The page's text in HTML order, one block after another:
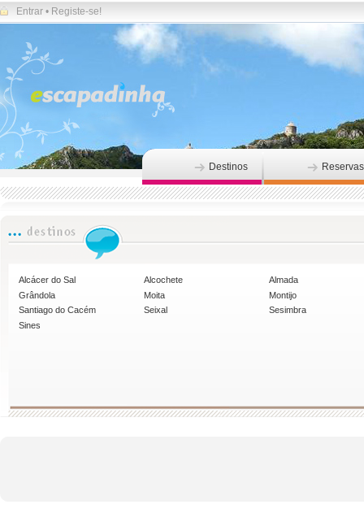
Entrar • Registe-se!
Destinos Reservas
Alcácer do Sal Alcochete
Almada
Grândola
Moita
Montijo
Santiago do Cacém
Seixal
Sesimbra
Sines